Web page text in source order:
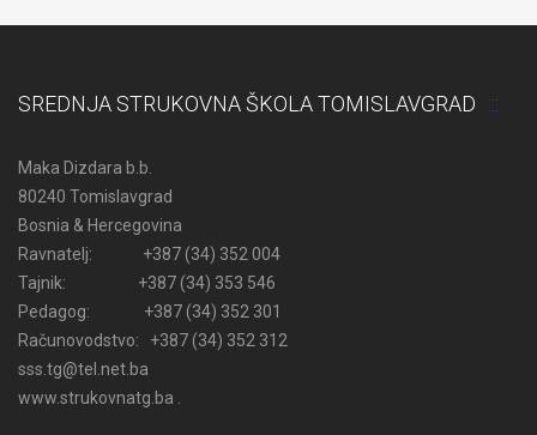
SREDNJA STRUKOVNA ŠKOLA TOMISLAVGRAD
Maka Dizdara b.b.
80240 Tomislavgrad
Bosnia & Hercegovina
Ravnatelj: +387 (34) 352 004
Tajnik: +387 (34) 353 546
Pedagog: +387 (34) 352 301
Računovodstvo: +387 (34) 352 312
sss.tg@tel.net.ba
www.strukovnatg.ba .